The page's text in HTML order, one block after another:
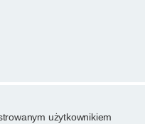
użytkownikiem